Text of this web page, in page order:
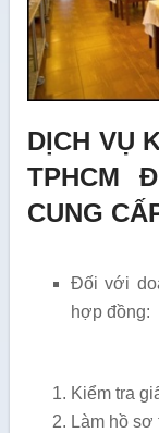
DỊCH VỤ
TPHCM
CUNG
Đối với
hợp đồng:
Kiểm tra
Làm hồ sơ